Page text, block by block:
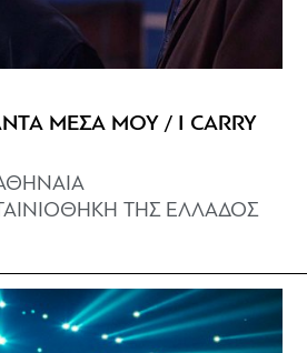
ΜΕΣΑ ΜΟΥ / I CARRY
ΤΗΣ ΕΛΛΑΔΟΣ